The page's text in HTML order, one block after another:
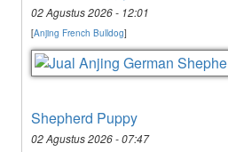
02 Agustus 2026 - 12:01
[Anjing French Bulldog]
Shepherd Puppy
02 Agustus 2026 - 07:47